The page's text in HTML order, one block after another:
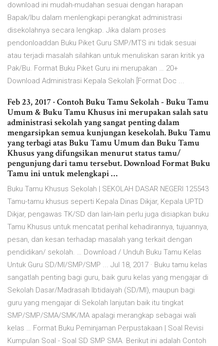
download ini mudah-mudahan sesuai dengan harapan
Bapak/Ibu dalam menlengkapi perangkat administrasi
disekolahnya secara lengkap. Jika dalam proses
pendonloaddan Buku Piket Guru SMP/MTS ini tidak sesuai
atau terjadi masalah silahkan untuk menuliskan saran kritik ya
Pak/Bu. Format Buku Piket Guru ini merupakan … 20+
Download Administrasi Kepala Sekolah [Format Doc ...
Feb 23, 2017 · Contoh Buku Tamu Sekolah - Buku Tamu
Umum & Buku Tamu Khusus ini merupakan salah satu
administrasi sekolah yang sangat penting dalam
mengarsipkan semua kunjungan kesekolah. Buku Tamu
yang terbagi atas Buku Tamu Umum dan Buku Tamu
Khusus yang difungsikan menurut status tamu/
pengunjung dari tamu tersebut. Download Format Buku
Tamu ini untuk melengkapi …
Buku Tamu Khusus Sekolah | SEKOLAH DASAR NEGERI 125543
Tamu-tamu khusus seperti Kepala Dinas Dikjar, Kepala UPTD
Dikjar, pengawas TK/SD dan lain-lain perlu juga disiapkan buku
Tamu Khusus untuk mencatat perihal kehadirannya, tujuannya,
pesan, dan kesan terhadap masalah yang terkait dengan
pendidikan/ sekolah. … Download / Unduh Buku Tamu Kelas
Untuk Guru SD/MI/SMP/SMP ... Jul 18, 2017 · Buku tamu kelas
sangatlah penting bagi guru, baik guru kelas yang mengajar di
Sekolah Dasar/Madrasah Ibtidaiyah (SD/MI), maupun bagi
guru yang mengajar di Sekolah lanjutan baik itu tingkat
SMP/SMP/SMA/SMK/MA apalagi merangkap sebagai wali
kelas … Format Buku Peminjaman Perpustakaan | Soal Revisi
Kumpulan Soal - Soal SD SMP SMA. Berikut ini adalah Contoh